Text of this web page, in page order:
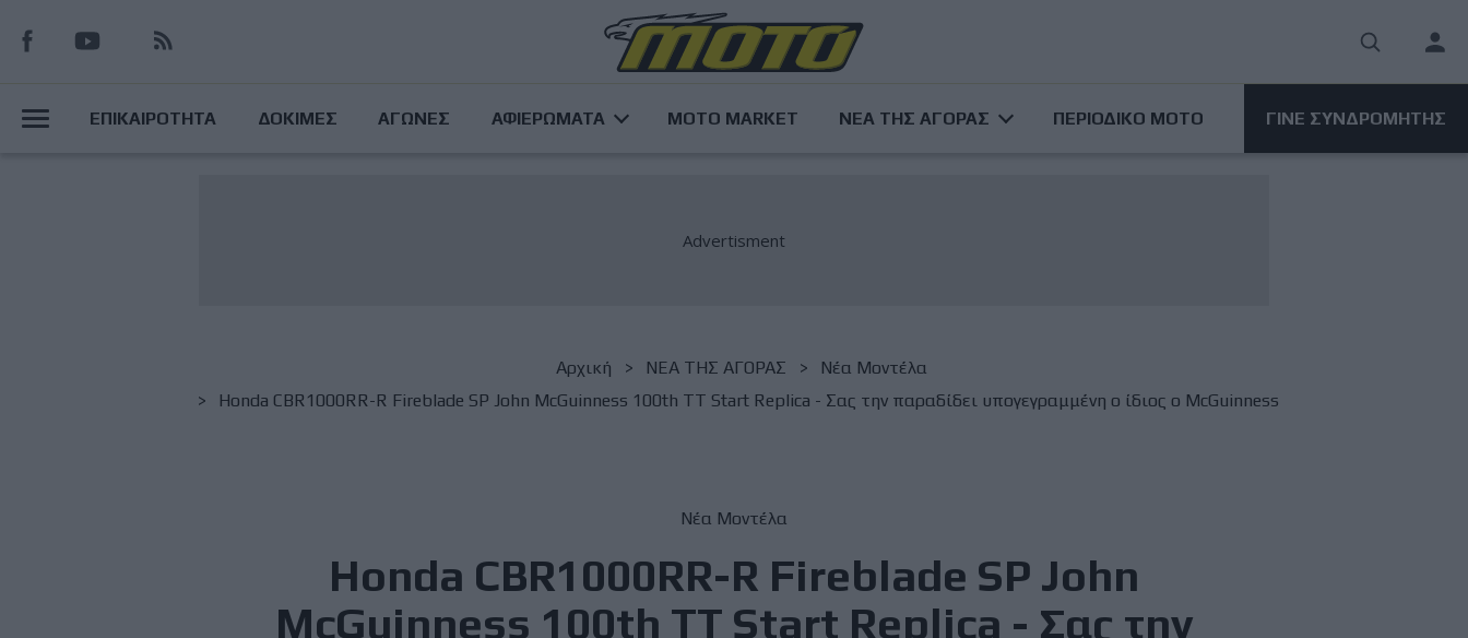
προς
κυρίως
User
MainΕΠΙΚΑΙΡΟΤΗΤΑ ΔΟΚΙΜΕΣ ΑΓΩΝΕΣ ΑΦΙΕΡΩΜΑΤΑ MOTO MARKET ΝΕΑ ΤΗΣ ΑΓΟΡΑΣ ΠΕΡΙΟΔΙΚΟ ΜΟΤΟ ΓΙΝΕ ΣΥΝΔΡΟΜΗΤΗΣ
Αρχική NΕΑ ΤΗΣ ΑΓΟΡΑΣ
Νέα Μοντέλα
Honda CBR1000RR-R Fireblade SP John McGuinness 100th TT Start Replica - Σας την παραδίδει υπογεγραμμένη ο ίδιος ο McGuinness
Νέα Μοντέλα
Honda CBR1000RR-R Fireblade SP John
McGuinness 100th TT Start Replica - Σας την